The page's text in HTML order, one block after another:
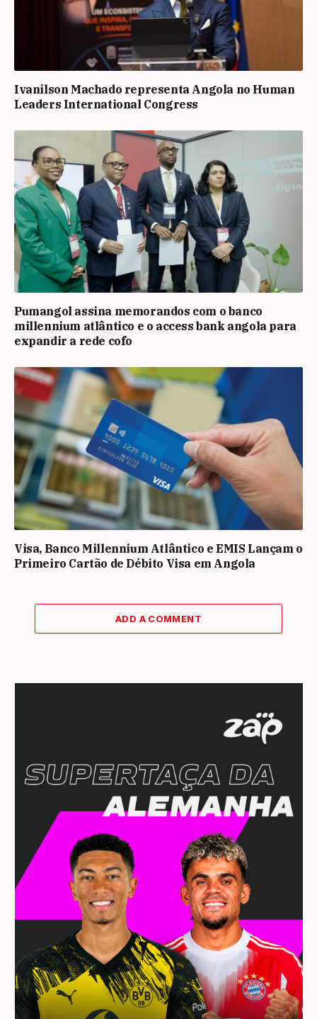
Ivanilson Machado representa Angola no Human
Leaders International Congress
Pumangol assina memorandos com o banco
millennium atlântico e o access bank angola para
expandir a rede cofo
Visa, Banco Millennium Atlântico e EMIS Lançam o
Primeiro Cartão de Débito Visa em Angola
ADD A COMMENT